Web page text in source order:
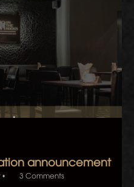
announcement
• 3 Comments